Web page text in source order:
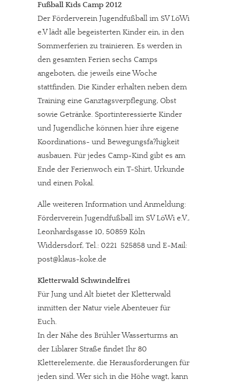
Fußball Kids Camp 2012
Der Förderverein Jugendfußball im SV LöWi
e.V lädt alle begeisterten Kinder ein, in den
Sommerferien zu trainieren. Es werden in
den gesamten Ferien sechs Camps
angeboten, die jeweils eine Woche
stattfinden. Die Kinder erhalten neben dem
Training eine Ganztagsverpflegung, Obst
sowie Getränke. Sportinteressierte Kinder
und Jugendliche können hier ihre eigene
Koordinations- und Bewegungsfa?higkeit
ausbauen. Für jedes Camp-Kind gibt es am
Ende der Ferienwoch ein T-Shirt, Urkunde
und einen Pokal.
Alle weiteren Information und Anmeldung:
Förderverein Jugendfußball im SV LöWi e.V.,
Leonhardsgasse 10, 50859 Köln
Widdersdorf, Tel.: 0221  525858 und E-Mail:
post@klaus-koke.de
Kletterwald Schwindelfrei
Für Jung und Alt bietet der Kletterwald
inmitten der Natur viele Abenteuer für
Euch.
In der Nähe des Brühler Wasserturms an
der Liblarer Straße findet Ihr 80
Kletterelemente, die Herausforderungen für
jeden sind. Wer sich in die Höhe wagt, kann